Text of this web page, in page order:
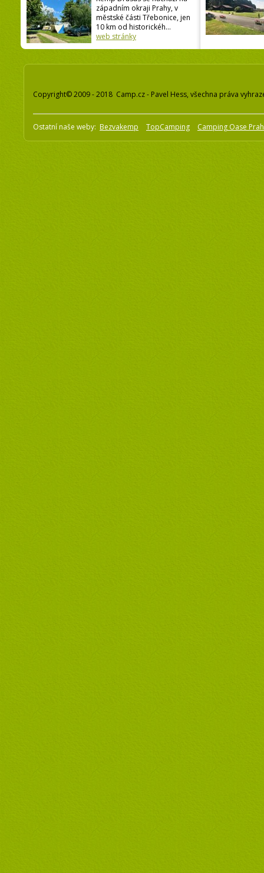
západním okraji Prahy, v
městské části Třebonice, jen
10 km od historickéh...
web stránky
Copyright© 2009 - 2018 Camp.cz - Pavel Hess, všechna práva
Ostatní naše weby: Bezvakemp TopCamping Camping Oase